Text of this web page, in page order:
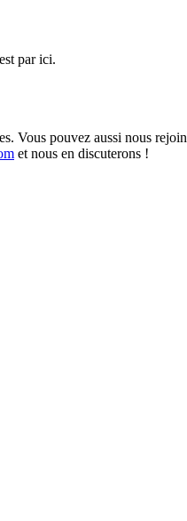
par ici.
Vous pouvez aussi nous
et nous en discuterons !